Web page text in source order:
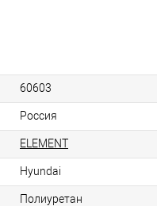
60603
Россия
ELEMENT
Hyundai
Полиуретан